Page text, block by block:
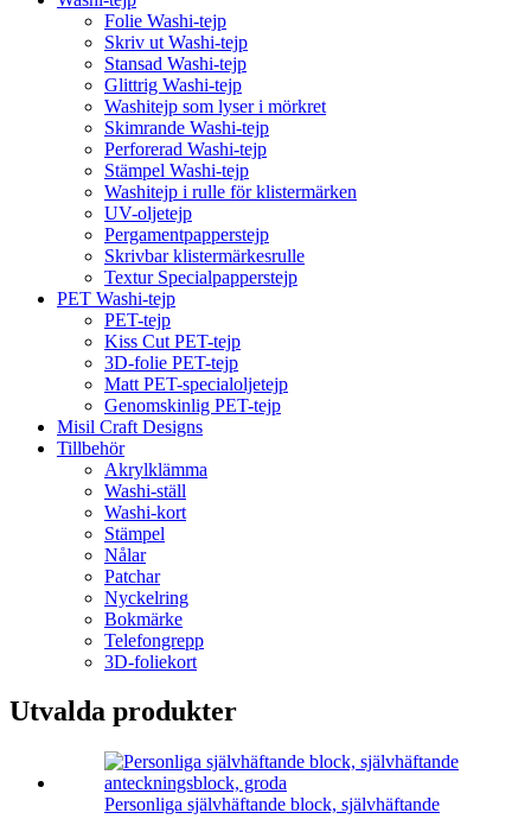
Folie Washi-tejp
Skriv ut Washi-tejp
Stansad Washi-tejp
Glittrig Washi-tejp
Washitejp som lyser i mörkret
Skimrande Washi-tejp
Perforerad Washi-tejp
Stämpel Washi-tejp
Washitejp i rulle för klistermärken
UV-oljetejp
Pergamentpapperstejp
Skrivbar klistermärkesrulle
Textur Specialpapperstejp
PET Washi-tejp
PET-tejp
Kiss Cut PET-tejp
3D-folie PET-tejp
Matt PET-specialoljetejp
Genomskinlig PET-tejp
Misil Craft Designs
Tillbehör
Akrylklämma
Washi-ställ
Washi-kort
Stämpel
Nålar
Patchar
Nyckelring
Bokmärke
Telefongrepp
3D-foliekort
Utvalda produkter
Personliga självhäftande block, självhäftande